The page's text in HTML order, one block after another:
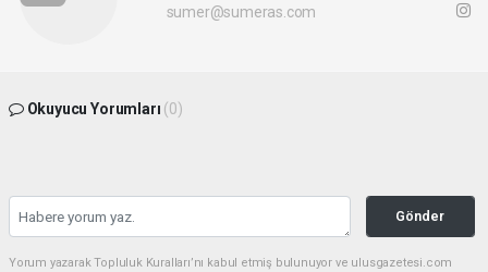
sumer@sumeras.com
Okuyucu Yorumları (0)
Gönder
Yorum yazarak Topluluk Kuralları’nı kabul etmiş bulunuyor ve ulusgazetesi.com